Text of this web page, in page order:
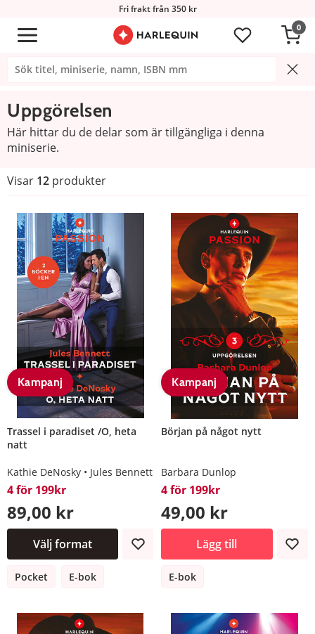
Fri frakt från 350 kr
0
Uppgörelsen
Här hittar du de delar som är tillgängliga i denna
miniserie.
Visar 12 produkter
Kampanj
Trassel i paradiset /O, heta
natt
Kathie DeNosky Jules Bennett
4 för 199kr
89,00 kr
Välj format
Pocket E-bok
Kampanj
Början på något nytt
Barbara Dunlop
4 för 199kr
49,00 kr
Lägg till
E-bok